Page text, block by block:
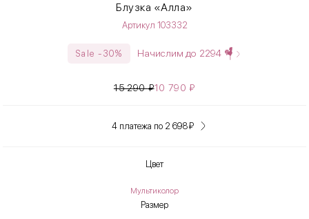
Блузка «Алла»
Артикул 103332
Sale -30% Начислим до 2294
15 290₽10 790₽
4 платежа по 2 698₽
Цвет
Мультиколор
Размер